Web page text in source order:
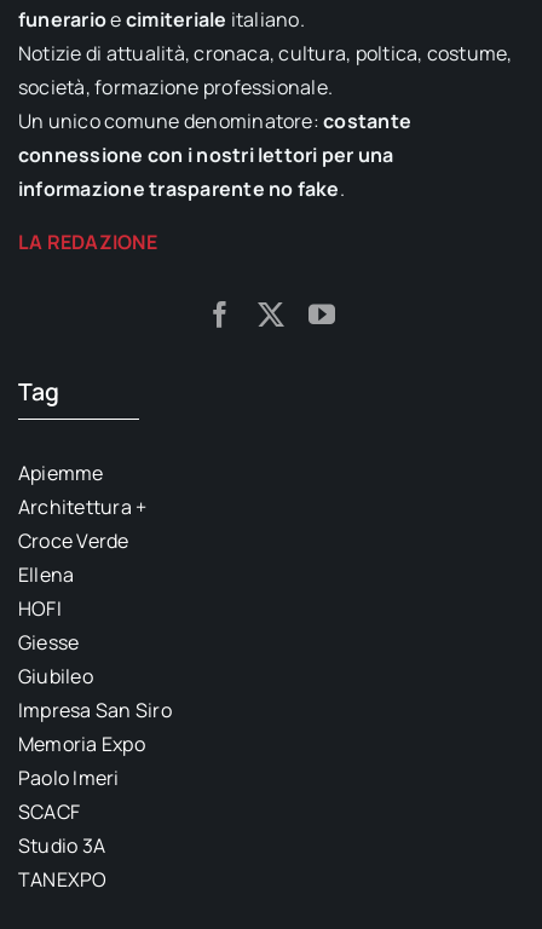
funerarioecimiteriale italiano.
Notizie di attualità, cronaca, cultura, poltica, costume,
società, formazione professionale.
Un unico comune denominatore:costante
connessione con i nostri lettori per una
informazione trasparente no fake.
LA REDAZIONE
Tag
Apiemme
Architettura +
Croce Verde
Ellena
HOFI
Giesse
Giubileo
Impresa San Siro
Memoria Expo
Paolo Imeri
SCACF
Studio 3A
TANEXPO